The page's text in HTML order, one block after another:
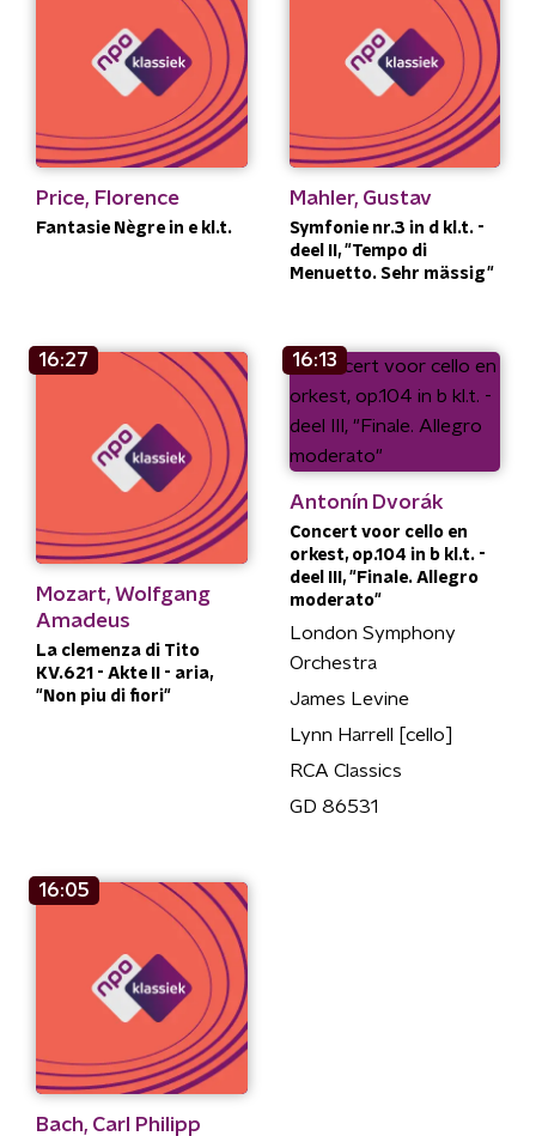
Price, Florence
Fantasie Nègre in e kl.t.
Mahler, Gustav
Symfonie nr.3 in d kl.t. -
deel II, "Tempo di
Menuetto. Sehr mässig"
16:27
Mozart, Wolfgang
Amadeus
La clemenza di Tito
KV.621 - Akte II - aria,
"Non piu di fiori"
16:13
Antonín Dvorák
Concert voor cello en
orkest, op.104 in b kl.t. -
deel III, "Finale. Allegro
moderato"
London Symphony
Orchestra
James Levine
Lynn Harrell [cello]
RCA Classics
GD 86531
16:05
Bach, Carl Philipp